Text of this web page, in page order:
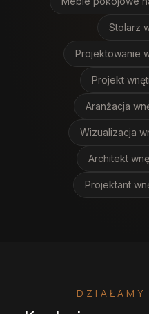
Stolarz
Projektowanie
Projekt
Aranżacja
Wizualizacja
Architekt
Projektant
DZIAŁAMY